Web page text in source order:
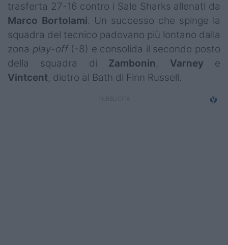
Serie C
Femminile
Giovanili
Coppa Italia
trasferta 27-16 contro i Sale Sharks allenati da
Marco Bortolami. Un successo che spinge la
squadra del tecnico padovano più lontano dalla
zona play-off(-8) e consolida il secondo posto
della squadra di Zambonin, Varney e
Vintcent, dietro al Bath di Finn Russell.